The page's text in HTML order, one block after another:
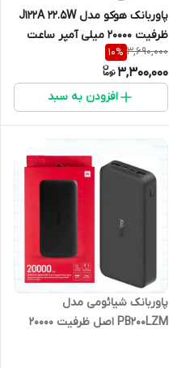
پاوربانک هوکو مدل J122A 22.5W
ظرفیت 20000 میلی آمپر ساعت
3,690,000
10%
3,300,000
افزودن به سبد
پاوربانک شیائومی مدل
PB200LZM اصل ظرفیت 20000